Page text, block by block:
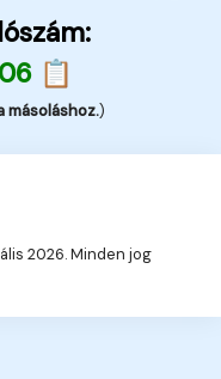
📋
másoláshoz.)
2026. Minden jog